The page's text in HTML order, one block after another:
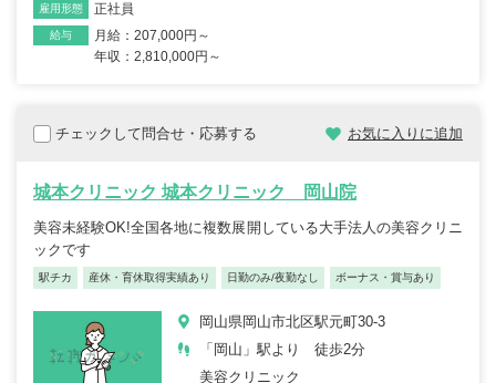
雇用形態 正社員
給与
月給：207,000円～
年収：2,810,000円～
チェックして問合せ・応募する お気に入りに追加
城本クリニック 城本クリニック 岡山院
美容未経験OK!全国各地に複数展開している大手法人の美容クリニ
ックです
駅チカ 産休・育休取得実績あり 日勤のみ/夜勤なし ボーナス・賞与あり
岡山県岡山市北区駅元町30-3
「岡山」駅より 徒歩2分
美容クリニック